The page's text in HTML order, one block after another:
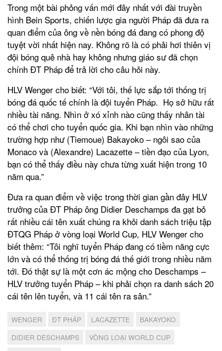
Trong một bài phỏng vấn mới đây nhất với đài truyền
hình Bein Sports, chiến lược gia người Pháp đã đưa ra
quan điểm của ông về nền bóng đá đang có phong độ
tuyệt vời nhất hiện nay. Không rõ là có phải hơi thiên vị
đội bóng quê nhà hay không nhưng giáo sư đã chọn
chính ĐT Pháp để trả lời cho câu hỏi này.
HLV Wenger cho biết: “Với tôi, thế lực sắp tới thống trị
bóng đá quốc tế chính là đội tuyển Pháp. Họ sở hữu rất
nhiều tài năng. Nhìn ở xó xỉnh nào cũng thấy nhân tài
có thể chơi cho tuyển quốc gia. Khi bạn nhìn vào những
trường hợp như (Tiemoue) Bakayoko – ngôi sao của
Monaco và (Alexandre) Lacazette – tiền đạo của Lyon,
bạn có thể thấy điều này chưa từng xuất hiện trong 10
năm qua.”
Đưa ra quan điểm về việc trong thời gian gần đây HLV
trưởng của ĐT Pháp ông Didier Deschamps đa gạt bỏ
rất nhiều cái tên xuất chúng ra khỏi danh sách triệu tập
ĐTQG Pháp ở vòng loại World Cup, HLV Wenger cho
biết thêm: “Tôi nghĩ tuyển Pháp đang có tiềm năng cực
lớn và có thể thống trị bóng đá thế giới trong nhiều năm
tới. Đó thật sự là một cơn ác mộng cho Deschamps –
HLV trưởng tuyển Pháp – khi phải chọn ra danh sách 20
cái tên lên tuyển, và 11 cái tên ra sân.”
WENGER ĐT PHÁP LACAZETTE
BAKAYOKO
DIDIER DESCHAMPS
VÒNG LOẠI WORLD CUP